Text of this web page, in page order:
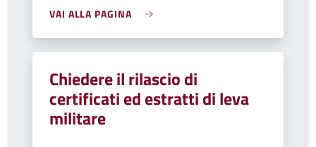
VAI ALLA PAGINA
Chiedere il rilascio di
certificati ed estratti di leva
militare